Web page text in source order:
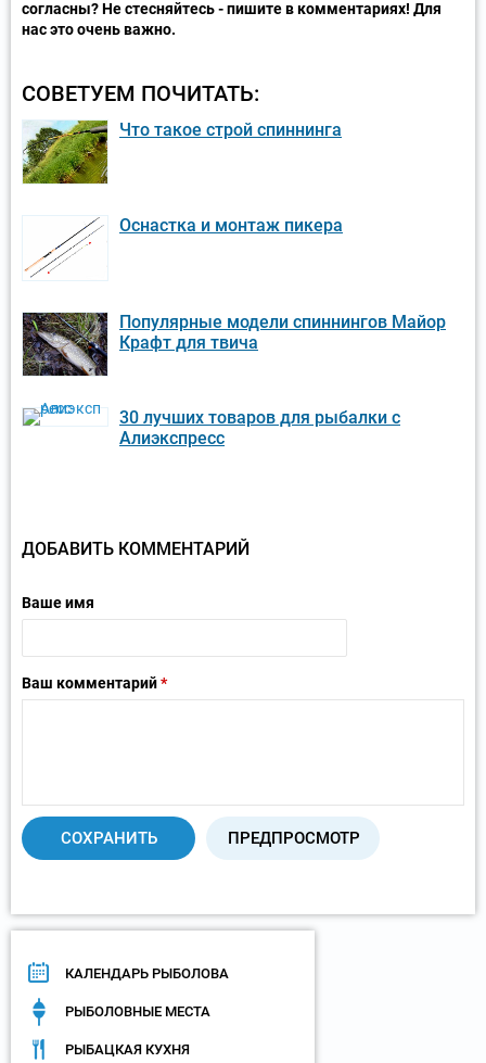
согласны? Не стесняйтесь - пишите в комментариях! Для
нас это очень важно.
СОВЕТУЕМ ПОЧИТАТЬ:
Что такое строй спиннинга
Оснастка и монтаж пикера
Популярные модели спиннингов Майор
Крафт для твича
30 лучших товаров для рыбалки с
Алиэкспресс
ДОБАВИТЬ КОММЕНТАРИЙ
Ваше имя
Ваш комментарий*
КАЛЕНДАРЬ РЫБОЛОВА
РЫБОЛОВНЫЕ МЕСТА
РЫБАЦКАЯ КУХНЯ